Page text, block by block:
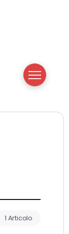
1 Articolo